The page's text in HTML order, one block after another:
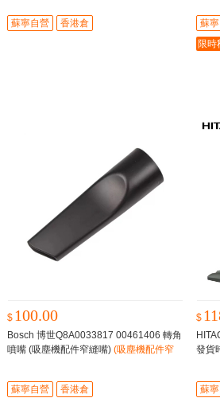
蘇寧自營
香港倉 蘇
限時
$ 100.00
Bosch 博世Q8A0033817 00461406 轉角
噴嘴 (吸塵機配件窄縫嘴) (吸塵機配件窄
蘇寧自營 香港倉
$
發貨
蘇